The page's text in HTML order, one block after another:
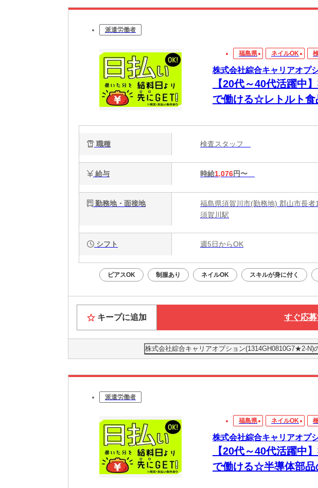
派遣労働者
福島県 ネイルOK
株式会社綜合キャリアオプ
【20代～40代活躍中
で働ける☆レトルト食
職種 検査スタッフ
給与 時給1,076円〜
勤務地・面接地
福島県須賀川市(勤務地) 郡山市長
須賀川駅
シフト 週5日からOK
ピアスOK 制服あり ネイルOK スキルが身に付く
キープに追加 すぐ応
株式会社綜合キャリアオプション(1314GH0810G7★2-N)
派遣労働者
福島県 ネイルOK
株式会社綜合キャリアオプ
【20代～40代活躍中
で働ける☆半導体部品